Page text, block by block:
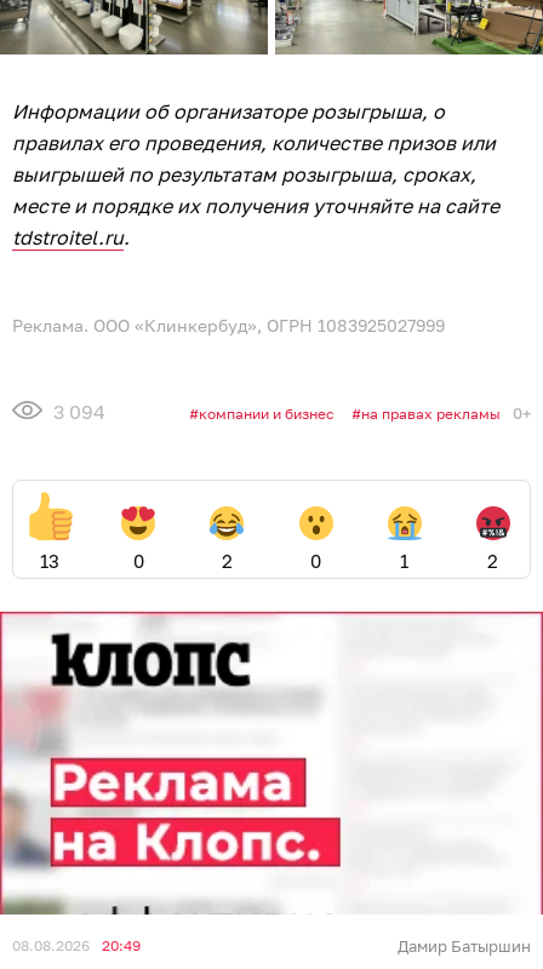
Информации об организаторе розыгрыша, о
правилах его проведения, количестве призов или
выигрышей по результатам розыгрыша, сроках,
месте и порядке их получения уточняйте на сайте
tdstroitel.ru.
Реклама. ООО «Клинкербуд», ОГРН 1083925027999
3 094 компании и бизнес на правах рекламы 0+
13 0 2 0 1 2
08.08.2026 20:49 Дамир Батыршин